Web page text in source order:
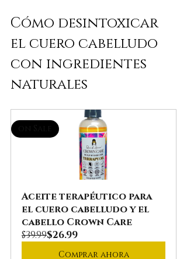
Cómo desintoxicar
el cuero cabelludo
con ingredientes
naturales
on Sale
Aceite terapéutico para
el cuero cabelludo y el
cabello Crown Care
$39.99$26.99
Comprar ahora